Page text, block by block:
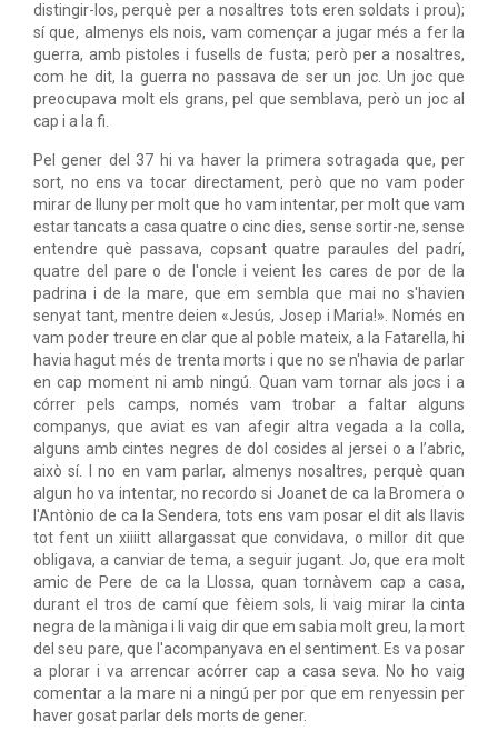
distingir-los, perquè per a nosaltres tots eren soldats i prou);
sí que, almenys els nois, vam començar a jugar més a fer la
guerra, amb pistoles i fusells de fusta; però per a nosaltres,
com he dit, la guerra no passava de ser un joc. Un joc que
preocupava molt els grans, pel que semblava, però un joc al
cap i a la fi.
Pel gener del 37 hi va haver la primera sotragada que, per
sort, no ens va tocar directament, però que no vam poder
mirar de lluny per molt que ho vam intentar, per molt que vam
estar tancats a casa quatre o cinc dies, sense sortir-ne, sense
entendre què passava, copsant quatre paraules del padrí,
quatre del pare o de l'oncle i veient les cares de por de la
padrina i de la mare, que em sembla que mai no s'havien
senyat tant, mentre deien «Jesús, Josep i Maria!». Només en
vam poder treure en clar que al poble mateix, a la Fatarella, hi
havia hagut més de trenta morts i que no se n'havia de parlar
en cap moment ni amb ningú. Quan vam tornar als jocs i a
córrer pels camps, només vam trobar a faltar alguns
companys, que aviat es van afegir altra vegada a la colla,
alguns amb cintes negres de dol cosides al jersei o a l’abric,
això sí. I no en vam parlar, almenys nosaltres, perquè quan
algun ho va intentar, no recordo si Joanet de ca la Bromera o
l'Antònio de ca la Sendera, tots ens vam posar el dit als llavis
tot fent un xiiiitt allargassat que convidava, o millor dit que
obligava, a canviar de tema, a seguir jugant. Jo, que era molt
amic de Pere de ca la Llossa, quan tornàvem cap a casa,
durant el tros de camí que fèiem sols, li vaig mirar la cinta
negra de la màniga i li vaig dir que em sabia molt greu, la mort
del seu pare, que l'acompanyava en el sentiment. Es va posar
a plorar i va arrencar acórrer cap a casa seva. No ho vaig
comentar a la mare ni a ningú per por que em renyessin per
haver gosat parlar dels morts de gener.